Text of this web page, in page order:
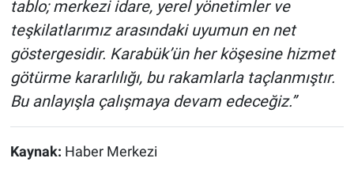
tablo; merkezi idare, yerel yönetimler ve
teşkilatlarımız arasındaki uyumun en net
göstergesidir. Karabük’ün her köşesine hizmet
götürme kararlılığı, bu rakamlarla taçlanmıştır.
Bu anlayışla çalışmaya devam edeceğiz.”
Kaynak: Haber Merkezi